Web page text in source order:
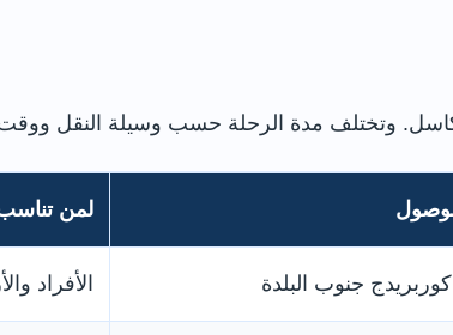
لمن
جنوب البلدة الأفراد